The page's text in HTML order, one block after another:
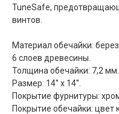
TuneSafe,
винтов.
Материал обечайки:
6 слоев древесины.
Толщина обечайки: 7,2 мм.
Размер: 14'' x 14''.
Покрытие фурнитуры:
Покрытие обечайки: цвет